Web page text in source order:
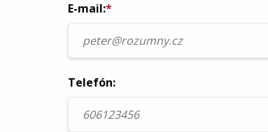
E-mail:*
Telefón: